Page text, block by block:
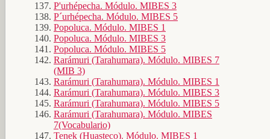
P'urhépecha. Módulo. MIBES 3
P´urhépecha. Módulo. MIBES 5
Popoluca. Módulo. MIBES 1
Popoluca. Módulo. MIBES 3
Popoluca. Módulo. MIBES 5
Rarámuri (Tarahumara). Módulo. MIBES 7
(MIB 3)
Rarámuri (Tarahumara). Módulo. MIBES 1
Rarámuri (Tarahumara). Módulo. MIBES 3
Rarámuri (Tarahumara). Módulo. MIBES 5
Rarámuri (Tarahumara). Módulo. MIBES
7(Vocabulario)
Tenek (Huasteco). Módulo. MIBES 1